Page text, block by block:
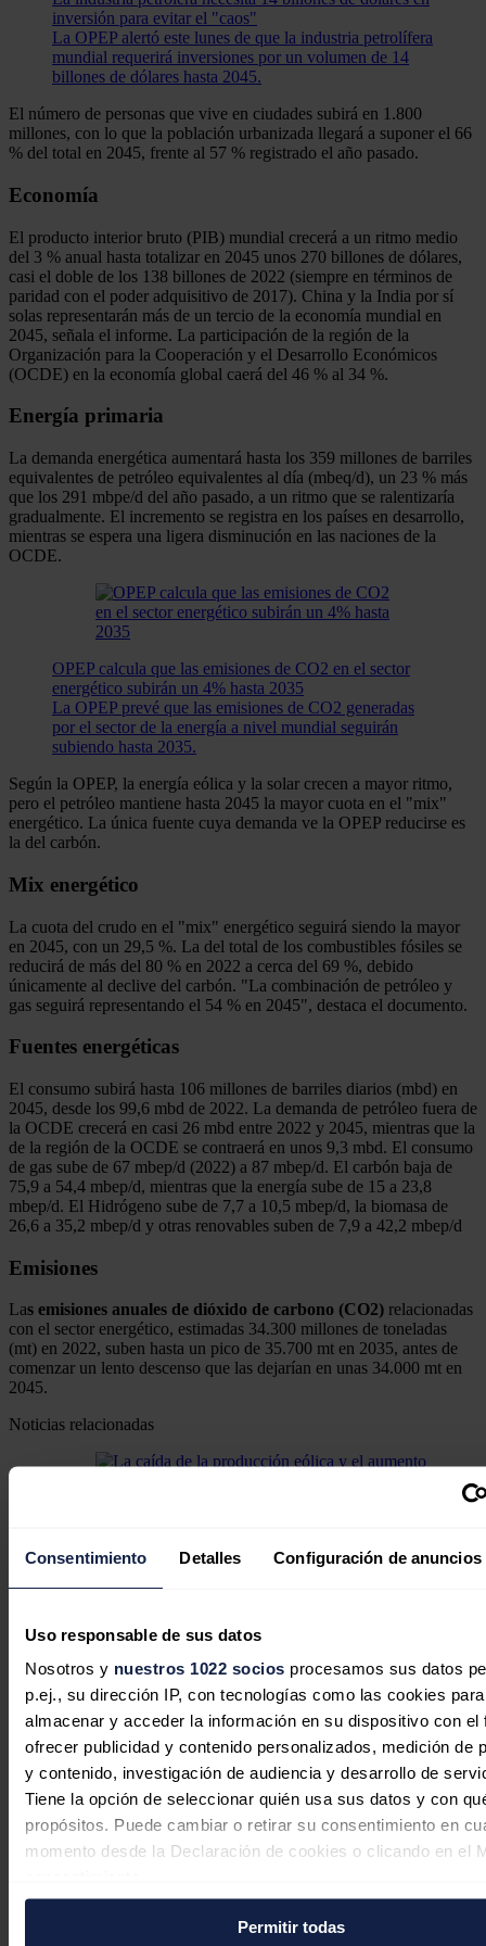
Consentimiento Detalles Configuración de anuncios
Uso responsable de sus datos
Nosotros y nuestros 1022 socios procesamos sus datos
p.ej., su dirección IP, con tecnologías como las cookies para
almacenar y acceder la información en su dispositivo con el
ofrecer publicidad y contenido personalizados, medición de
y contenido, investigación de audiencia y desarrollo de
Tiene la opción de seleccionar quién usa sus datos y con
propósitos. Puede cambiar o retirar su consentimiento en
momento desde la Declaración de cookies o clicando en el
Si lo permite, también quisiéramos:Permitir todas
inversión para evitar el "caos"
La OPEP alertó este lunes de que la industria petrolífera
mundial requerirá inversiones por un volumen de 14
billones de dólares hasta 2045.
El número de personas que vive en ciudades subirá en 1.800
millones, con lo que la población urbanizada llegará a suponer el 66
% del total en 2045, frente al 57 % registrado el año pasado.
Economía
El producto interior bruto (PIB) mundial crecerá a un ritmo medio
del 3 % anual hasta totalizar en 2045 unos 270 billones de dólares,
casi el doble de los 138 billones de 2022 (siempre en términos de
paridad con el poder adquisitivo de 2017). China y la India por sí
solas representarán más de un tercio de la economía mundial en
2045, señala el informe. La participación de la región de la
Organización para la Cooperación y el Desarrollo Económicos
(OCDE) en la economía global caerá del 46 % al 34 %.
Energía primaria
La demanda energética aumentará hasta los 359 millones de barriles
equivalentes de petróleo equivalentes al día (mbeq/d), un 23 % más
que los 291 mbpe/d del año pasado, a un ritmo que se ralentizaría
gradualmente. El incremento se registra en los países en desarrollo,
mientras se espera una ligera disminución en las naciones de la
OCDE.
OPEP calcula que las emisiones de CO2 en el sector
energético subirán un 4% hasta 2035
La OPEP prevé que las emisiones de CO2 generadas
por el sector de la energía a nivel mundial seguirán
subiendo hasta 2035.
Según la OPEP, la energía eólica y la solar crecen a mayor ritmo,
pero el petróleo mantiene hasta 2045 la mayor cuota en el "mix"
energético. La única fuente cuya demanda ve la OPEP reducirse es
la del carbón.
Mix energético
La cuota del crudo en el "mix" energético seguirá siendo la mayor
en 2045, con un 29,5 %. La del total de los combustibles fósiles se
reducirá de más del 80 % en 2022 a cerca del 69 %, debido
únicamente al declive del carbón. "La combinación de petróleo y
gas seguirá representando el 54 % en 2045", destaca el documento.
Fuentes energéticas
El consumo subirá hasta 106 millones de barriles diarios (mbd) en
2045, desde los 99,6 mbd de 2022. La demanda de petróleo fuera de
la OCDE crecerá en casi 26 mbd entre 2022 y 2045, mientras que la
de la región de la OCDE se contraerá en unos 9,3 mbd. El consumo
de gas sube de 67 mbep/d (2022) a 87 mbep/d. El carbón baja de
75,9 a 54,4 mbep/d, mientras que la energía sube de 15 a 23,8
mbep/d. El Hidrógeno sube de 7,7 a 10,5 mbep/d, la biomasa de
26,6 a 35,2 mbep/d y otras renovables suben de 7,9 a 42,2 mbep/d
Emisiones
Las emisiones anuales de dióxido de carbono (CO2) relacionadas
con el sector energético, estimadas 34.300 millones de toneladas
(mt) en 2022, suben hasta un pico de 35.700 mt en 2035, antes de
comenzar un lento descenso que las dejarían en unas 34.000 mt en
2045.
Noticias relacionadas
La caída de la producción eólica y el
aumento de la demanda impulsan los
precios de los mercados eléctricos
Aleasoft Energy Forecasting04/08/2026